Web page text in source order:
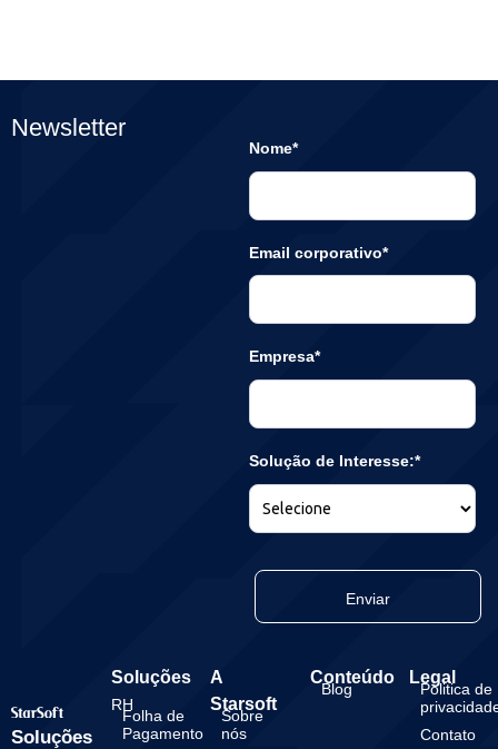
Newsletter
Nome*
Email corporativo*
Empresa*
Solução de Interesse:*
Enviar
Soluções
Soluções
RH
Folha de
Pagamento
A
Starsoft
Sobre
nós
Conteúdo
Blog
Legal
Politica de
Contato